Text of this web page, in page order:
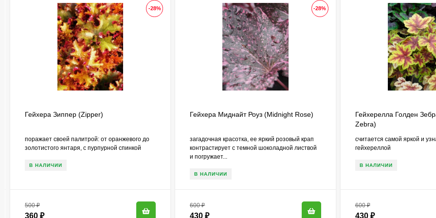
-28%
Гейхера Зиппер (Zipper)
поражает своей палитрой: от оранжевого до
золотистого янтаря, с пурпурной спинкой
В НАЛИЧИИ
500₽
360 ₽
-28%
Гейхера Миднайт Роуз (Midnight Rose)
загадочная красотка, ее яркий розовый крап
контрастирует с темной шоколадной листвой
и погружает...
В НАЛИЧИИ
600₽
430₽
Гейхерелла Голден
Zebra)
считается самой яркой и
гейхереллой
В НАЛИЧИИ
600₽
430 ₽